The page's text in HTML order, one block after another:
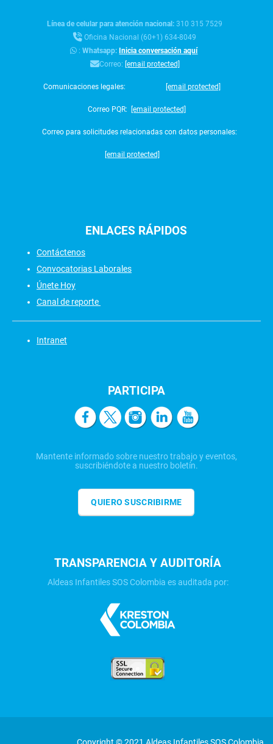
Línea de celular para atención nacional:310 315 7529
Oficina Nacional (60+1) 634-8049
:Whatsapp:Inicia conversación aquí
Correo: [email protected]
Comunicaciones legales: [email protected]
Correo PQR: [email protected]
Correo para solicitudes relacionadas con datos personales:
[email protected]
ENLACES RÁPIDOS
Contáctenos
Convocatorias Laborales
Únete Hoy
Canal de reporte
Intranet
PARTICIPA
Mantente informado sobre nuestro trabajo y eventos,
suscribiéndote a nuestro boletín.
QUIERO SUSCRIBIRME
TRANSPARENCIA Y AUDITORÍA
Aldeas Infantiles SOS Colombia es auditada por: